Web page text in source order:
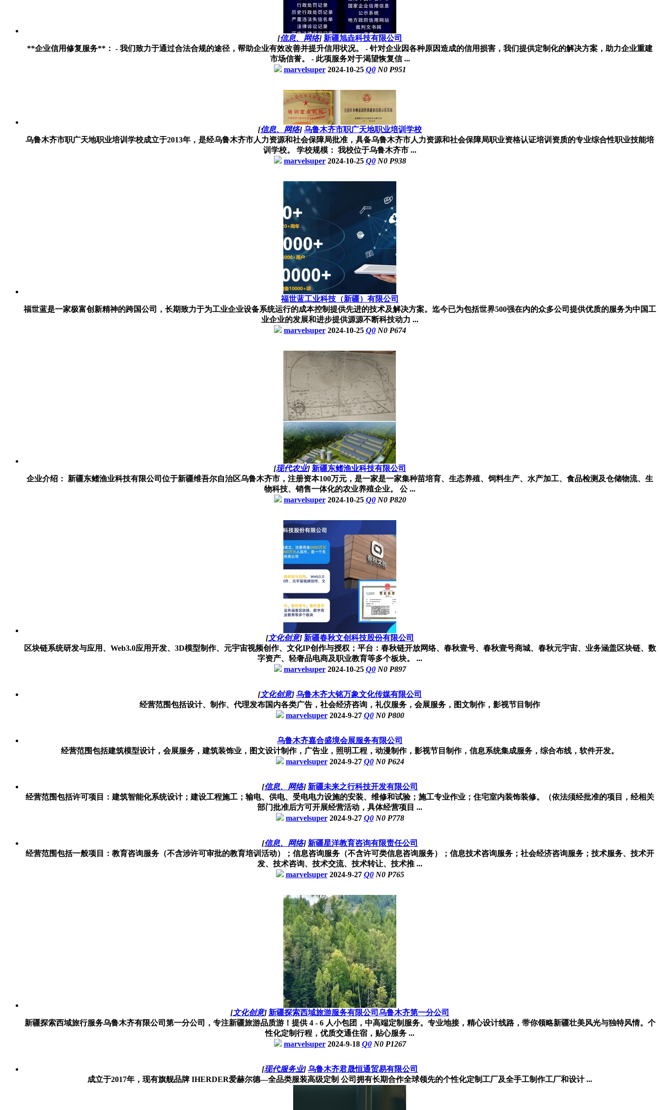
[信息、网络] 新疆旭垚科技有限公司
**企业信用修复服务**： - 我们致力于通过合法合规的途径，帮助企业有效改善并提升信用状况。 - 针对企业因各种原因造成的信用损害，我们提供定制化的解决方案，助力企业重建
市场信誉。 - 此项服务对于渴望恢复信 ...
marvelsuper 2024-10-25 Q0 N0 P951
[信息、网络] 乌鲁木齐市职广天地职业培训学校
乌鲁木齐市职广天地职业培训学校成立于2013年，是经乌鲁木齐市人力资源和社会保障局批准，具备乌鲁木齐市人力资源和社会保障局职业资格认证培训资质的专业综合性职业技能培
训学校。 学校规模： 我校位于乌鲁木齐市 ...
marvelsuper 2024-10-25 Q0 N0 P938
福世蓝工业科技（新疆）有限公司
福世蓝是一家极富创新精神的跨国公司，长期致力于为工业企业设备系统运行的成本控制提供先进的技术及解决方案。迄今已为包括世界500强在内的众多公司提供优质的服务为中国工
业企业的发展和进步提供源源不断科技动力 ...
marvelsuper 2024-10-25 Q0 N0 P674
[现代农业] 新疆东鳍渔业科技有限公司
企业介绍： 新疆东鳍渔业科技有限公司位于新疆维吾尔自治区乌鲁木齐市，注册资本100万元，是一家是一家集种苗培育、生态养殖、饲料生产、水产加工、食品检测及仓储物流、生
物科技、销售一体化的农业养殖企业。 公 ...
marvelsuper 2024-10-25 Q0 N0 P820
[文化创意] 新疆春秋文创科技股份有限公司
区块链系统研发与应用、Web3.0应用开发、3D模型制作、元宇宙视频创作、文化IP创作与授权；平台：春秋链开放网络、春秋壹号、春秋壹号商城、春秋元宇宙、业务涵盖区块链、数
字资产、轻奢品电商及职业教育等多个板块。 ...
marvelsuper 2024-10-25 Q0 N0 P897
[文化创意] 乌鲁木齐大铭万象文化传媒有限公司
经营范围包括设计、制作、代理发布国内各类广告，社会经济咨询，礼仪服务，会展服务，图文制作，影视节目制作
marvelsuper 2024-9-27 Q0 N0 P800
乌鲁木齐嘉合盛境会展服务有限公司
经营范围包括建筑模型设计，会展服务，建筑装饰业，图文设计制作，广告业，照明工程，动漫制作，影视节目制作，信息系统集成服务，综合布线，软件开发。
marvelsuper 2024-9-27 Q0 N0 P624
[信息、网络] 新疆未来之行科技开发有限公司
经营范围包括许可项目：建筑智能化系统设计；建设工程施工；输电、供电、受电电力设施的安装、维修和试验；施工专业作业；住宅室内装饰装修。（依法须经批准的项目，经相关
部门批准后方可开展经营活动，具体经营项目 ...
marvelsuper 2024-9-27 Q0 N0 P778
[信息、网络] 新疆星洋教育咨询有限责任公司
经营范围包括一般项目：教育咨询服务（不含涉许可审批的教育培训活动）；信息咨询服务（不含许可类信息咨询服务）；信息技术咨询服务；社会经济咨询服务；技术服务、技术开
发、技术咨询、技术交流、技术转让、技术推 ...
marvelsuper 2024-9-27 Q0 N0 P765
[文化创意] 新疆探索西域旅游服务有限公司乌鲁木齐第一分公司
新疆探索西域旅行服务乌鲁木齐有限公司第一分公司，专注新疆旅游品质游！提供 4 - 6 人小包团，中高端定制服务。专业地接，精心设计线路，带你领略新疆壮美风光与独特风情。个
性化定制行程，优质交通住宿，贴心服务 ...
marvelsuper 2024-9-18 Q0 N0 P1267
[现代服务业] 乌鲁木齐君晟恒通贸易有限公司
成立于2017年，现有旗舰品牌 IHERDER爱赫尔德—全品类服装高级定制 公司拥有长期合作全球领先的个性化定制工厂及全手工制作工厂和设计 ...